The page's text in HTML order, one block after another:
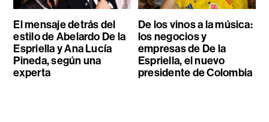
El mensaje detrás del
estilo de Abelardo De la
Espriella y Ana Lucía
Pineda, según una
experta
De los vinos a la música:
los negocios y
empresas de De la
Espriella, el nuevo
presidente de Colombia